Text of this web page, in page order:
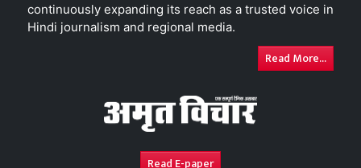
continuously expanding its reach as a trusted voice in
Hindi journalism and regional media.
Read More...
Read E-paper